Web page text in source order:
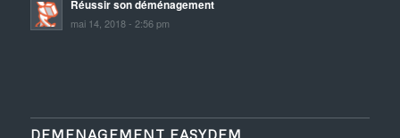
Réussir son déménagement
mai 14, 2018 - 2:56 pm
DEMENAGEMENT EASYDEM